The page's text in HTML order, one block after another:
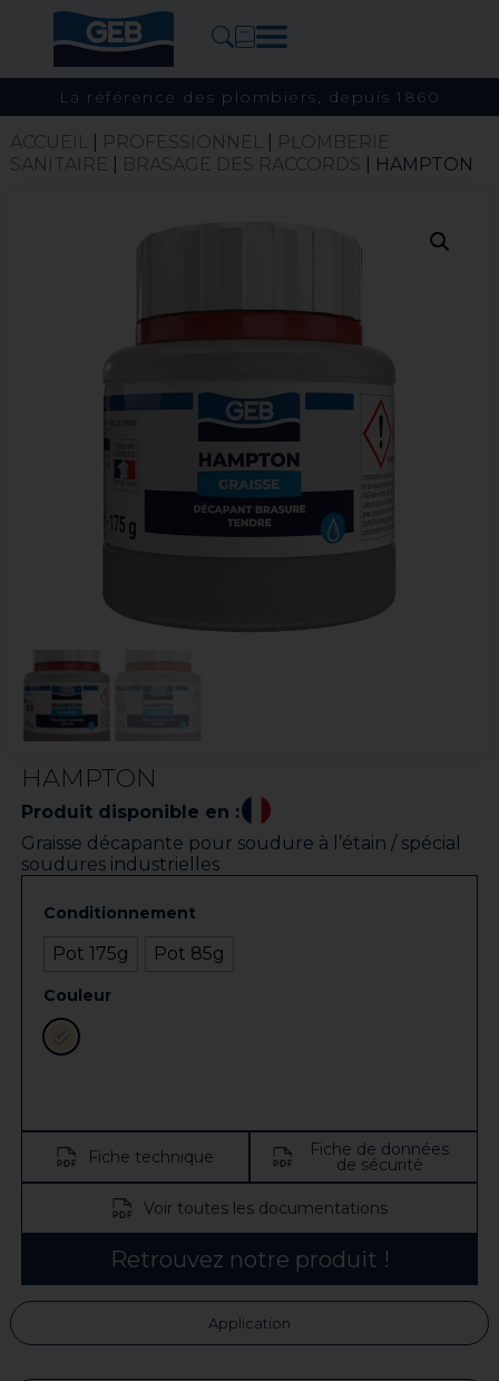
La référence des plombiers, depuis 1860
ACCUEIL| PROFESSIONNEL|
PLOMBERIE
SANITAIRE
BRASAGE DES RACCORDS | HAMPTON
HAMPTON
Produit disponible en :
Graisse décapante pour soudure à l’étain / spécial
soudures industrielles
Conditionnement
Pot 175g Pot 85g
Couleur
Fiche technique Fiche de données
de sécurité
Voir toutes les documentations
Retrouvez notre produit !
Application